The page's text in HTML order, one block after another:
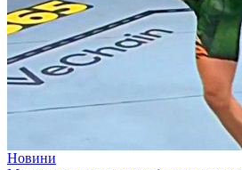
Новини